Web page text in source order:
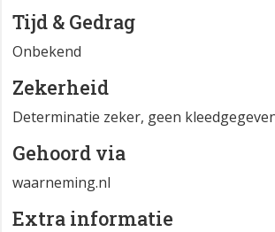
Tijd & Gedrag
Onbekend
Zekerheid
Determinatie zeker, geen
Gehoord via
waarneming.nl
Extra informatie